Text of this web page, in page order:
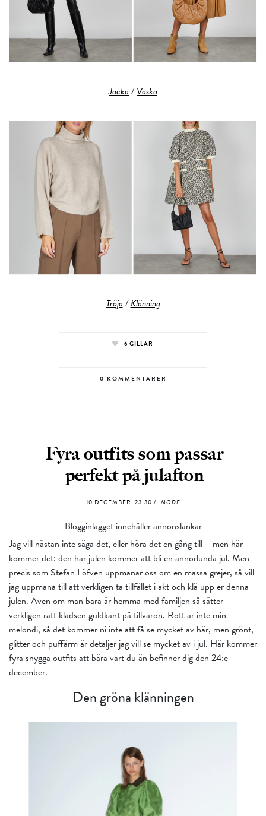
Jacka/Väska
Tröja/Klänning
6 GILLAR
0 KOMMENTARER
Fyra outfits som passar
perfekt på julafton
10 DECEMBER, 23:30 / MODE
Blogginlägget innehåller annonslänkar
Jag vill nästan inte säga det, eller höra det en gång till – men här
kommer det: den här julen kommer att bli en annorlunda jul. Men
precis som Stefan Löfven uppmanar oss om en massa grejer, så vill
jag uppmana till att verkligen ta tillfället i akt och klä upp er denna
julen. Även om man bara är hemma med familjen så sätter
verkligen rätt klädsen guldkant på tillvaron. Rött är inte min
melondi, så det kommer ni inte att få se mycket av här, men grönt,
glitter och puffärm är detaljer jag vill se mycket av i jul. Här kommer
fyra snygga outfits att bära vart du än befinner dig den 24:e
december.
Den gröna klänningen